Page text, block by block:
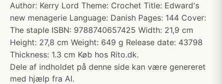
Author: Kerry Lord Theme: Crochet Title: Edward's
new menagerie Language: Danish Pages: 144 Cover:
The staple ISBN: 9788740657425 Width: 21,9 cm
Height: 27,8 cm Weight: 649 g Release date: 43798
Thickness: 1.3 cm Køb hos Rito.dk.
Dele af indholdet på denne side kan være genereret
med hjælp fra AI.